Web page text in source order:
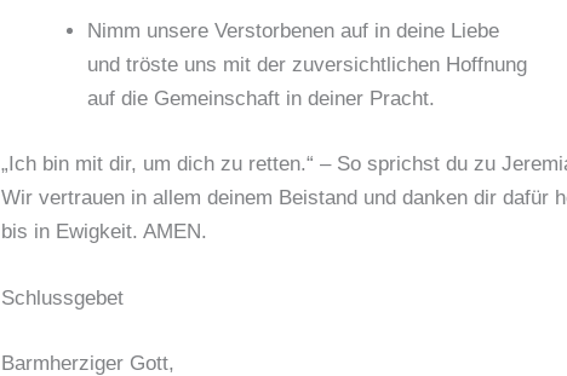
Nimm unsere Verstorbenen auf in deine Liebe
und tröste uns mit der zuversichtlichen Hoffnung
auf die Gemeinschaft in deiner Pracht.
„Ich bin mit dir, um dich zu retten.“ – So sprichst du zu
Wir vertrauen in allem deinem Beistand und danken dir dafür
bis in Ewigkeit. AMEN.
Schlussgebet
Barmherziger Gott,